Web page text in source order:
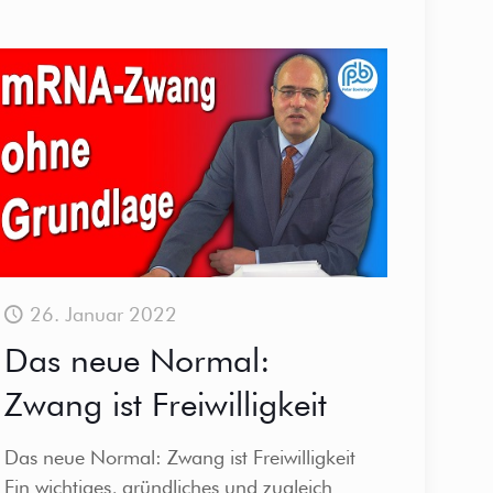
26. Januar 2022
Das neue Normal:
Zwang ist Freiwilligkeit
Das neue Normal: Zwang ist Freiwilligkeit
Ein wichtiges, gründliches und zugleich